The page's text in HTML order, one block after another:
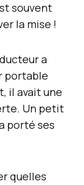
souvent
la mise !
a
portable
il avait une
Un petit
porté ses
quelles